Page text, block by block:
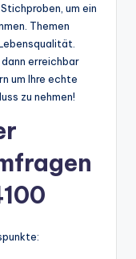
um ein
Themen
erreichbar
um Ihre echte
zu nehmen!